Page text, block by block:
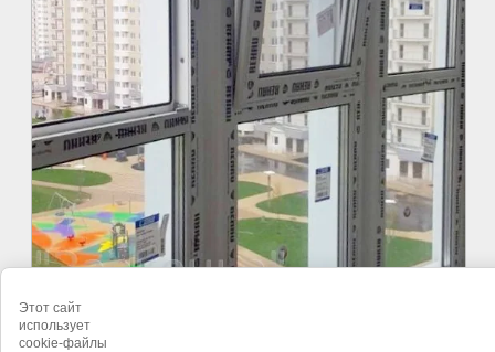
©
Этот сайт
использует
cookie-файлы